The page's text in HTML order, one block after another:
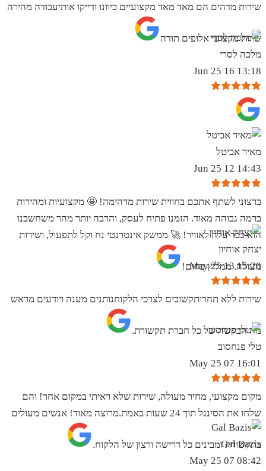
שירות מדהים הם מאד מאד מקצועיים כיוונו ודייקו אותיעבודה מהירה
שרות מקצועי אלופים תודה
מלכה לסרי
13:18 16 Jun 25
מאיר אביטל
14:43 12 Jun 25
ברצוני לשתף אתכם בחווית שירות מדהימה! 🤩 מקצועיות ומהירות
ברמה גבוהה מאוד. הזמנו פתיח לעסק, והרבה יותר מהר משחשבנו
הוא כבר עלה לאוויר! 🚀 ממשק אינטרנטי נח וקל לתפעול, ושירות
מעולה. ממליץ בחום!
יצחק אוחיון
15:20 13 May 25
שירות ללא תחרותקשובים לצרכי הלקוחנותנים מענה ויודעים מראש
מה הבקשה של כל חברת תקשורת.
טלי פנחסוב
16:01 07 May 25
מקום מקצועי, מחיר מעולה, שירות שלא ראיתי במקום אחר! והם
שלחו את הסינגל תוך 24 שעות באמת.מרוצה מאוד! אנשים מעולים
בתקשורת ומבינים כל דרישה ורצון של הלקוח.
Gal Bazis
08:42 07 May 25